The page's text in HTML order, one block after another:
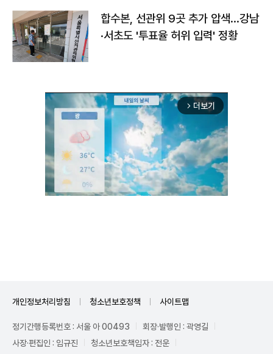
합수본, 선관위 9곳 추가 압색…강남
·서초도 '투표율 허위 입력' 정황
arrow_forward_ios 더보기
개인정보처리방침 청소년보호정책 사이트맵
정기간행등록번호 : 서울 아 00493
회장·발행인 : 곽영길
사장·편집인 : 임규진
청소년보호책임자 : 전운